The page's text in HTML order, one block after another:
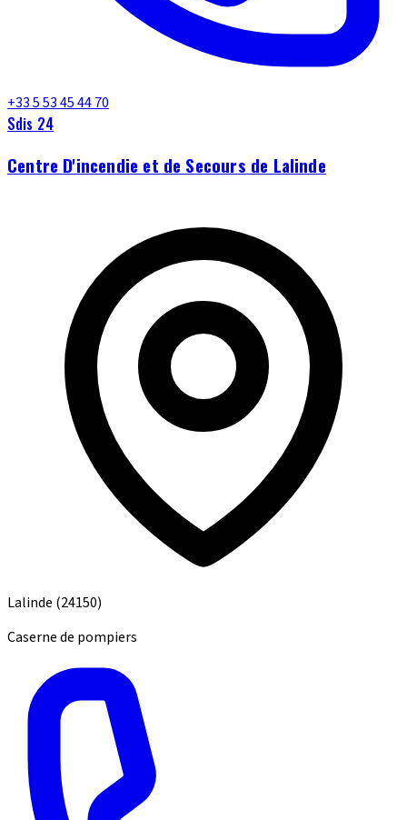
+33 5 53 45 44 70
Sdis 24
Centre D'incendie et de Secours de Lalinde
Lalinde (24150)
Caserne de pompiers